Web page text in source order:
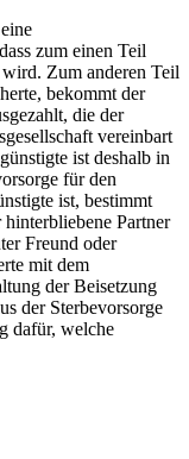
zum einen Teil
Zum anderen Teil
bekommt der
die der
vereinbart
ist deshalb in
für den
ist, bestimmt
Partner
Freund oder
mit dem
der Beisetzung
der Sterbevorsorge
dafür, welche